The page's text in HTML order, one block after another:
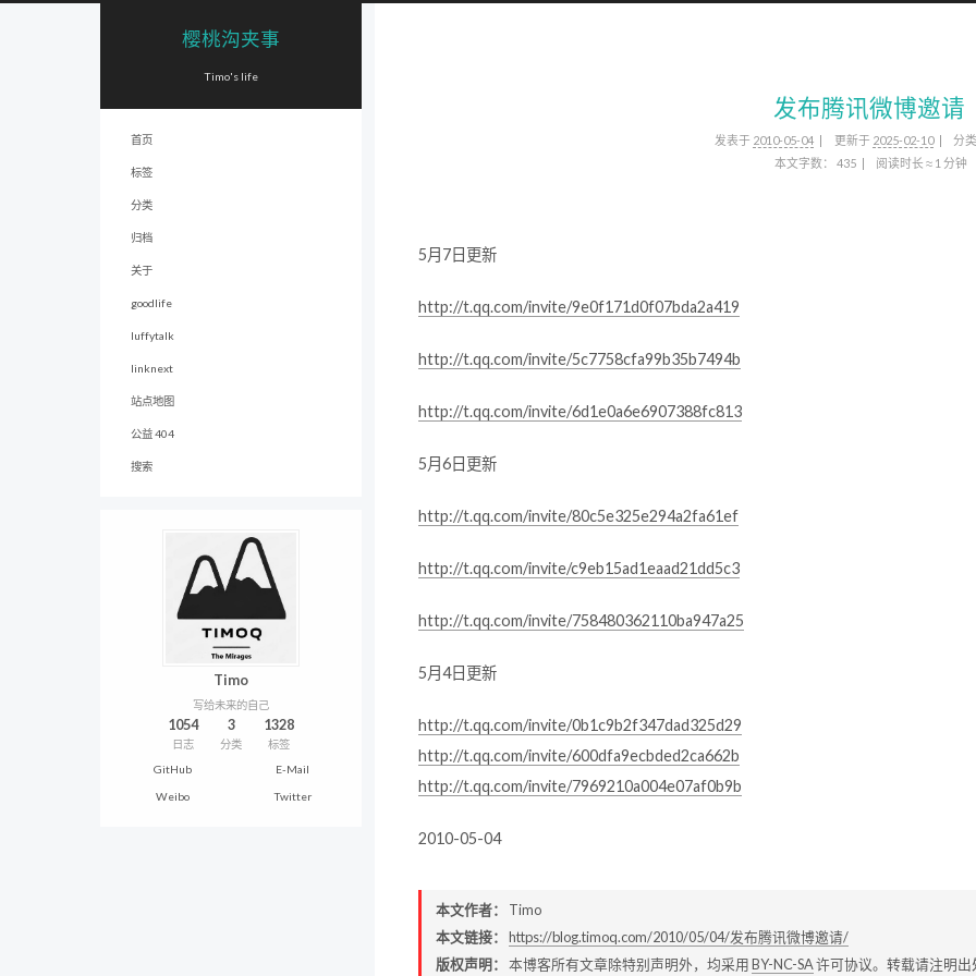
樱桃沟夹事
Timo's life
首页
标签
分类
归档
关于
goodlife
luffytalk
linknext
站点地图
公益 404
搜索
Timo
写给未来的自己
1054
日志
3
分类
1328
标签
GitHub
E-Mail
Weibo Twitter
发布腾讯微博邀请
发表于 2010-05-04 更新于 2025-02-10
分
本文字数：
435 阅读时长 ≈ 1 分钟
5月7日更新
http://t.qq.com/invite/9e0f171d0f07bda2a419
http://t.qq.com/invite/5c7758cfa99b35b7494b
http://t.qq.com/invite/6d1e0a6e6907388fc813
5月6日更新
http://t.qq.com/invite/80c5e325e294a2fa61ef
http://t.qq.com/invite/c9eb15ad1eaad21dd5c3
http://t.qq.com/invite/758480362110ba947a25
5月4日更新
http://t.qq.com/invite/0b1c9b2f347dad325d29
http://t.qq.com/invite/600dfa9ecbded2ca662b
http://t.qq.com/invite/7969210a004e07af0b9b
2010-05-04
本文作者： Timo
本文链接：
https://blog.timoq.com/2010/05/04/发布腾讯微博邀请/
版权声明： 本博客所有文章除特别声明外，均采用BY-NC-SA许可协议。转载请注明出